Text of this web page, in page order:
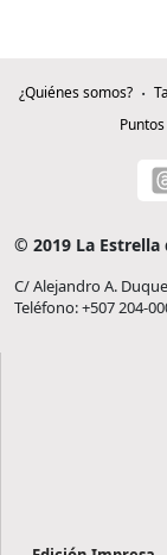
¿Quiénes somos?
© 2019 La Estrella
C/ Alejandro A.
Teléfono: +507 204-